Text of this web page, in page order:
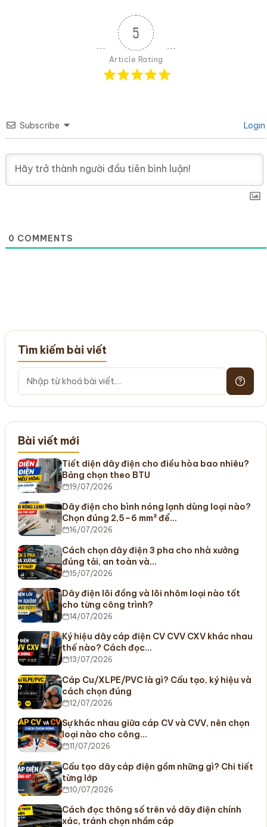
5
Article Rating
Subscribe Login
0 COMMENTS
Tìm kiếm bài viết
Bài viết mới
Tiết diện dây điện cho điều hòa bao nhiêu?
Bảng chọn theo BTU
19/07/2026
Dây điện cho bình nóng lạnh dùng loại nào?
Chọn đúng 2,5–6 mm² để…
16/07/2026
Cách chọn dây điện 3 pha cho nhà xưởng
đúng tải, an toàn và…
15/07/2026
Dây điện lõi đồng và lõi nhôm loại nào tốt
cho từng công trình?
14/07/2026
Ký hiệu dây cáp điện CV CVV CXV khác nhau
thế nào? Cách đọc…
13/07/2026
Cáp Cu/XLPE/PVC là gì? Cấu tạo, ký hiệu và
cách chọn đúng
12/07/2026
Sự khác nhau giữa cáp CV và CVV, nên chọn
loại nào cho công…
11/07/2026
Cấu tạo dây cáp điện gồm những gì? Chi tiết
từng lớp
10/07/2026
Cách đọc thông số trên vỏ dây điện chính
xác, tránh chọn nhầm cáp